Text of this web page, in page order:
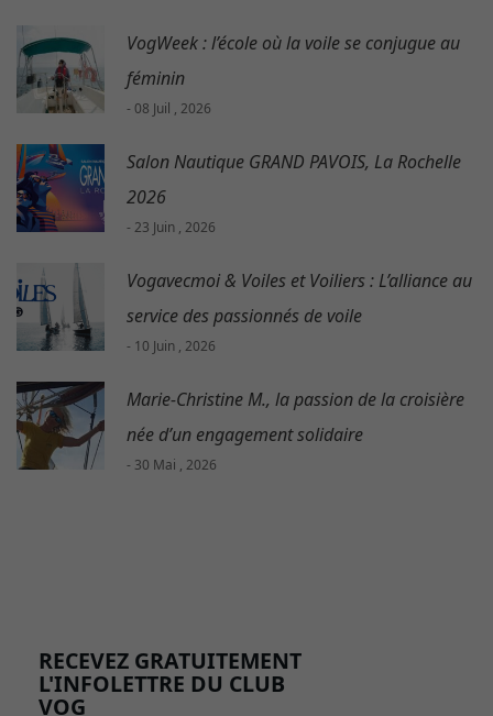
VogWeek : l’école où la voile se conjugue au
féminin
- 08 Juil , 2026
Salon Nautique GRAND PAVOIS, La Rochelle
2026
- 23 Juin , 2026
Vogavecmoi & Voiles et Voiliers : L’alliance au
service des passionnés de voile
- 10 Juin , 2026
Marie-Christine M., la passion de la croisière
née d’un engagement solidaire
- 30 Mai , 2026
RECEVEZ GRATUITEMENT
L'INFOLETTRE DU CLUB
VOG